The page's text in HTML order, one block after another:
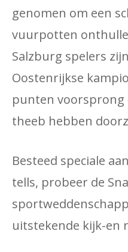
genomen om een
vuurpotten
Salzburg spelers
Oostenrijkse
punten voorsprong
theeb hebben
Besteed speciale
tells, probeer de
uitstekende kijk-en